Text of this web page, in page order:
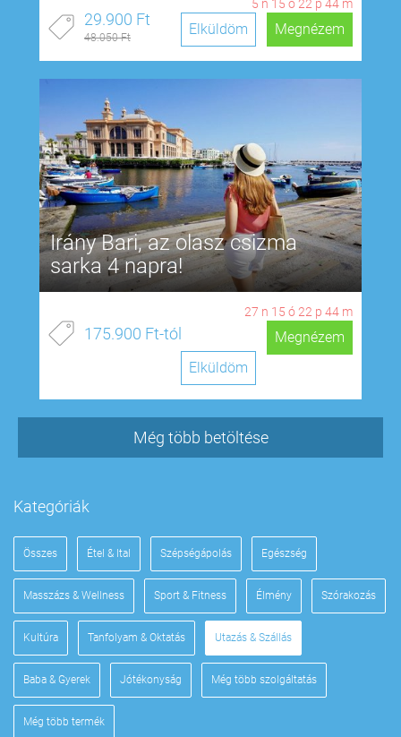
5 n 15 ó 22 p 43 m
29.900 Ft
48.050 Ft Megnézem
Elküldöm
Irány Bari, az olasz csizma
sarka 4 napra!
27 n 15 ó 22 p 43 m
175.900 Ft-tól
Megnézem
Elküldöm
Még több betöltése
Kategóriák
Összes Étel & Ital Szépségápolás Egészség
Masszázs & Wellness Sport & Fitness Élmény Szórakozás
Kultúra Tanfolyam & Oktatás Utazás & Szállás
Baba & Gyerek Jótékonyság Még több szolgáltatás
Még több termék